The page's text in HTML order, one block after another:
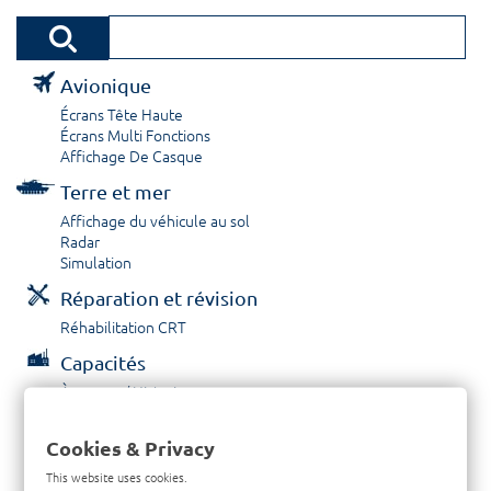
Avionique
Écrans Tête Haute
Écrans Multi Fonctions
Affichage De Casque
Terre et mer
Affichage du véhicule au sol
Radar
Simulation
Réparation et révision
Réhabilitation CRT
Capacités
À propos / Historique
Contactez nous
Cookies & Privacy
This website uses cookies.